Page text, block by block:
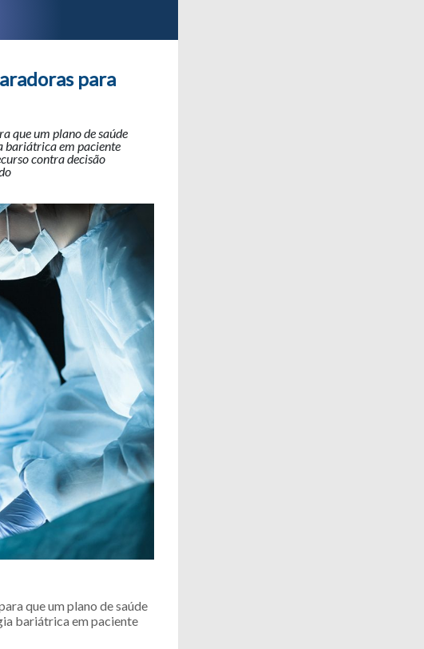
para
que um plano de saúde
bariátrica em paciente
contra decisão
que um plano de saúde
bariátrica em paciente